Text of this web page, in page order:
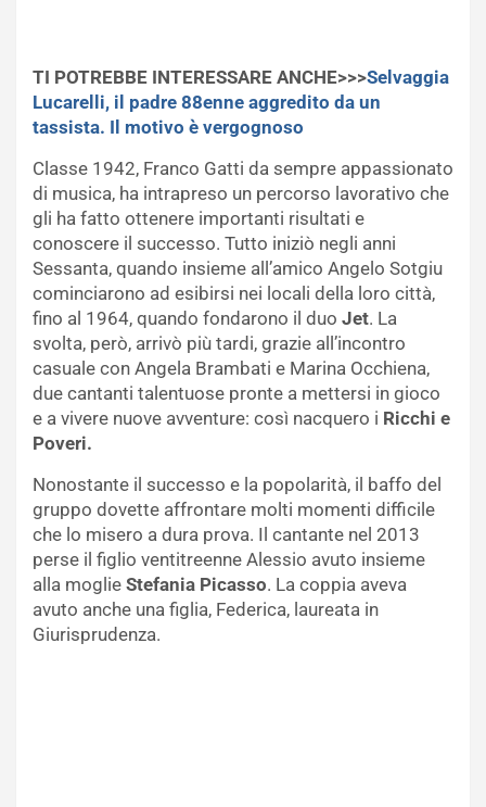
TI POTREBBE INTERESSARE ANCHE>>>Selvaggia
Lucarelli, il padre 88enne aggredito da un
tassista. Il motivo è vergognoso
Classe 1942, Franco Gatti da sempre appassionato
di musica, ha intrapreso un percorso lavorativo che
gli ha fatto ottenere importanti risultati e
conoscere il successo. Tutto iniziò negli anni
Sessanta, quando insieme all’amico Angelo Sotgiu
cominciarono ad esibirsi nei locali della loro città,
fino al 1964, quando fondarono il duo Jet. La
svolta, però, arrivò più tardi, grazie all’incontro
casuale con Angela Brambati e Marina Occhiena,
due cantanti talentuose pronte a mettersi in gioco
e a vivere nuove avventure: così nacquero i Ricchi e
Poveri.
Nonostante il successo e la popolarità, il baffo del
gruppo dovette affrontare molti momenti difficile
che lo misero a dura prova. Il cantante nel 2013
perse il figlio ventitreenne Alessio avuto insieme
alla moglie Stefania Picasso. La coppia aveva
avuto anche una figlia, Federica, laureata in
Giurisprudenza.